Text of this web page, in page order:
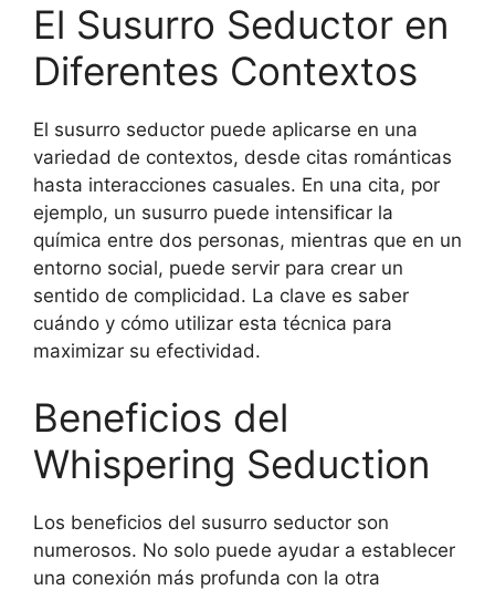
El Susurro Seductor en
Diferentes Contextos
El susurro seductor puede aplicarse en una
variedad de contextos, desde citas románticas
hasta interacciones casuales. En una cita, por
ejemplo, un susurro puede intensificar la
química entre dos personas, mientras que en un
entorno social, puede servir para crear un
sentido de complicidad. La clave es saber
cuándo y cómo utilizar esta técnica para
maximizar su efectividad.
Beneficios del
Whispering Seduction
Los beneficios del susurro seductor son
numerosos. No solo puede ayudar a establecer
una conexión más profunda con la otra